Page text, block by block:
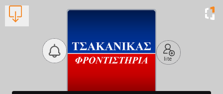
lite